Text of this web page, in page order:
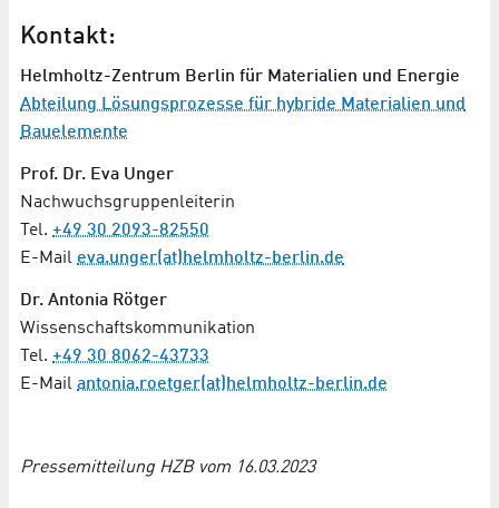
Kontakt:
Helmholtz-Zentrum Berlin für Materialien und Energie
Abteilung Lösungsprozesse für hybride Materialien und
Bauelemente
Prof. Dr. Eva Unger
Nachwuchsgruppenleiterin
Tel. +49 30 2093-82550
E-Mail eva.unger(at)helmholtz-berlin.de
Dr. Antonia Rötger
Wissenschaftskommunikation
Tel. +49 30 8062-43733
E-Mail antonia.roetger(at)helmholtz-berlin.de
Pressemitteilung HZB vom 16.03.2023